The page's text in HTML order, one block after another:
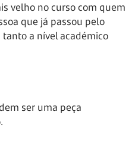
velho no curso com quem
que já passou pelo
a nível académico
ser uma peça